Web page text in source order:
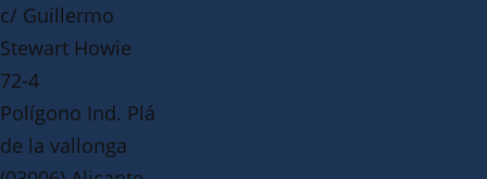
c/ Guillermo
Stewart Howie
72-4
Polígono Ind. Plá
de la vallonga